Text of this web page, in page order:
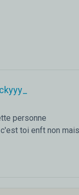
personne
toi enft non mais